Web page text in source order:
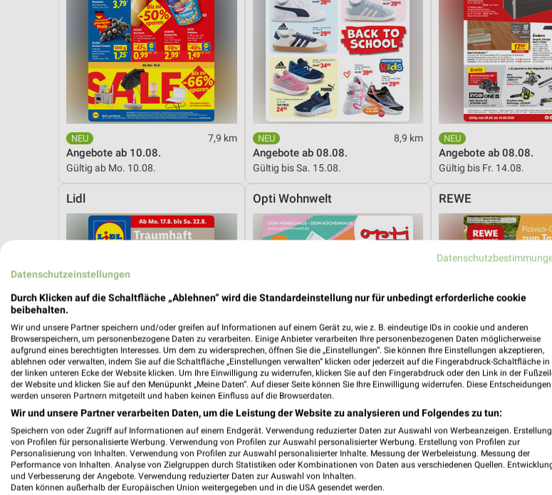
7,9 km
Angebote ab 10.08.
Gültig ab Mo. 10.08.
8,9 km
Angebote ab 08.08.
Gültig bis Sa. 15.08.
Angebote ab 08.08.
Gültig bis Fr. 14.08.
Lidl
7,9 km
Angebote ab 17.08.
Gültig ab Mo. 17.08.
Opti Wohnwelt
8,5 km
Hot Sommer Sale
Gültig bis Sa. 29.08.
REWE
Angebote ab 10.08.
Datenschutzeinstellungen
Durch Klicken auf die Schaltfläche „Ablehnen“ wird die Standardeinstellung nur für unbedingt erforderliche cookie
beibehalten.
Wir und unsere Partner speichern und/oder greifen auf Informationen auf einem Gerät zu, wie z. B. eindeutige IDs in cookie und anderen
Browserspeichern, um personenbezogene Daten zu verarbeiten. Einige Anbieter verarbeiten Ihre personenbezogenen Daten möglicherweise
aufgrund eines berechtigten Interesses. Um dem zu widersprechen, öffnen Sie die „Einstellungen“. Sie können Ihre Einstellungen akzeptieren,
ablehnen oder verwalten, indem Sie auf die Schaltfläche „Einstellungen verwalten“ klicken oder jederzeit auf die Fingerabdruck-Schaltfläche in
der linken unteren Ecke der Website klicken. Um Ihre Einwilligung zu widerrufen, klicken Sie auf den Fingerabdruck oder den Link in der
der Website und klicken Sie auf den Menüpunkt „Meine Daten“. Auf dieser Seite können Sie Ihre Einwilligung widerrufen. Diese Entscheidungen
werden unseren Partnern mitgeteilt und haben keinen Einfluss auf die Browserdaten.
Wir und unsere Partner verarbeiten Daten, um die Leistung der Website zu analysieren und Folgendes zu tun:
Speichern von oder Zugriff auf Informationen auf einem Endgerät. Verwendung reduzierter Daten zur Auswahl von Werbeanzeigen. Erstellung
von Profilen für personalisierte Werbung. Verwendung von Profilen zur Auswahl personalisierter Werbung. Erstellung von Profilen zur
Personalisierung von Inhalten. Verwendung von Profilen zur Auswahl personalisierter Inhalte. Messung der Werbeleistung. Messung der
Performance von Inhalten. Analyse von Zielgruppen durch Statistiken oder Kombinationen von Daten aus verschiedenen Quellen.
und Verbesserung der Angebote. Verwendung reduzierter Daten zur Auswahl von Inhalten.
Daten können außerhalb der Europäischen Union weitergegeben und in die USA gesendet werden.